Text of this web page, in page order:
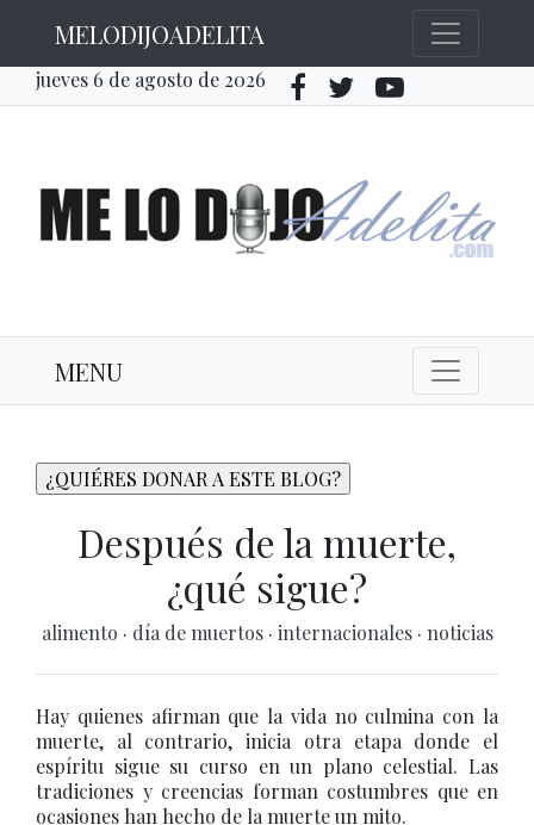
MELODIJOADELITA
jueves 6 de agosto de 2026
MENU
Después de la muerte,
¿qué sigue?
alimento · día de muertos · internacionales · noticias
Hay quienes afirman que la vida no culmina con la
muerte, al contrario, inicia otra etapa donde el
espíritu sigue su curso en un plano celestial. Las
tradiciones y creencias forman costumbres que en
ocasiones han hecho de la muerte un mito.